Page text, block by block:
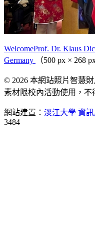
WelcomeProf. Dr. Klaus
Germany
（500 px × 268
© 2026 本網站照片智慧
素材限校內活動使用，不
網站建置： 淡江大學 資
3484